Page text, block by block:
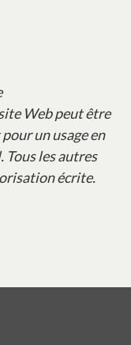
Web peut être
un usage en
Tous les autres
écrite.